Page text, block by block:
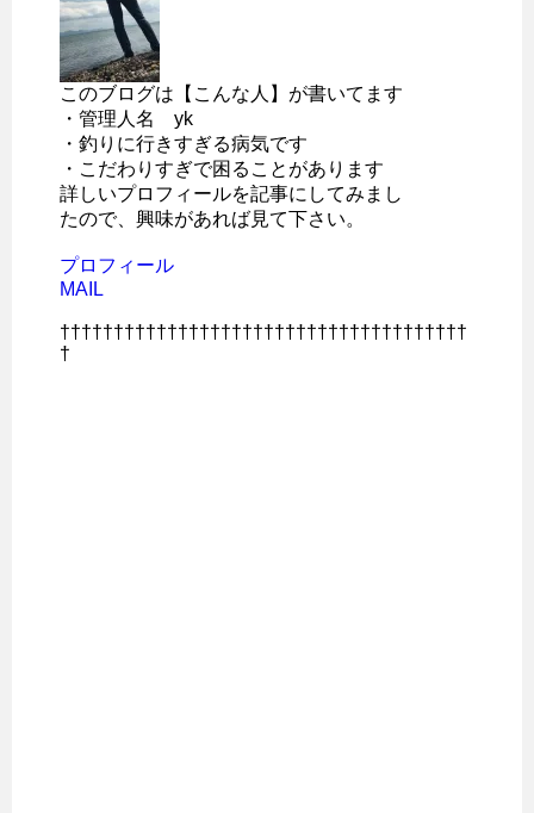
このブログは【こんな人】が書いてます
・管理人名 yk
・釣りに行きすぎる病気です
・こだわりすぎで困ることがあります
詳しいプロフィールを記事にしてみまし
たので、興味があれば見て下さい。
プロフィール
MAIL
††††††††††††††††††††††††††††††††††††††
†